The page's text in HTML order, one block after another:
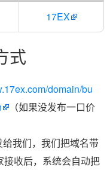
17EX
式
domain/bu
（如果没发布一口价
我们，我们把域名带
收后，系统会自动把